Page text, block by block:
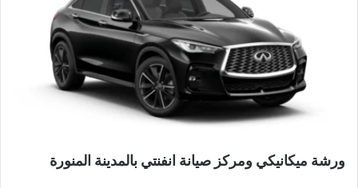
ورشة ميكانيكي ومركز صيانة انفنتي بالمدينة المنورة